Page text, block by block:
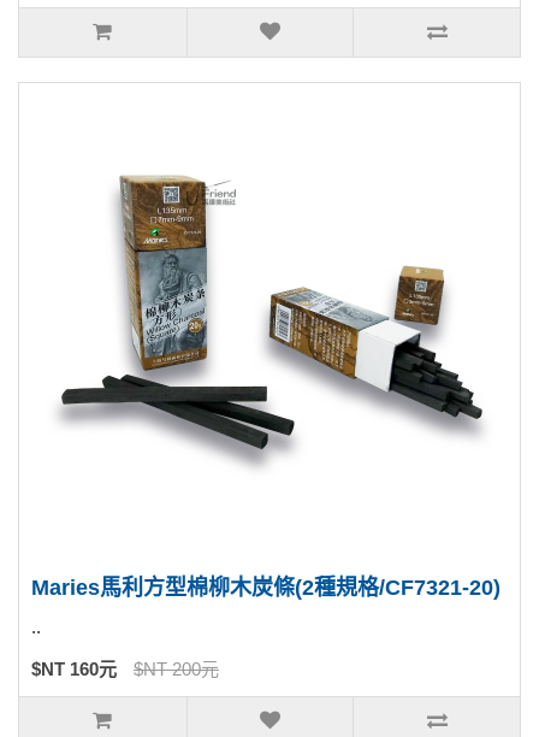
Maries馬利方型棉柳木炭條(2種規格/CF7321-20)
..
$NT 160元 $NT 200元